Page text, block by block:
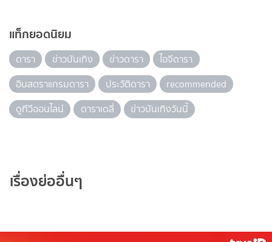
แท็กยอดนิยม
ดารา ข่าวบันเทิง ข่าวดารา
ไอจีดารา
อินสตราแกรมดารา
ประวัติดารา
recommended
ดูทีวีออนไลน์
ดาราเดลี่ ข่าวบันเทิงวันนี้
เรื่องย่ออื่นๆ